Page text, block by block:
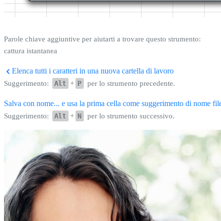
Parole chiave aggiuntive per aiutarti a trovare questo strumento:
cattura istantanea
Elenca tutti i caratteri in una nuova cartella di lavoro
Suggerimento: Alt + P per lo strumento precedente.
Salva con nome... e usa la prima cella come suggerimento di nome
Suggerimento: Alt + N per lo strumento successivo.